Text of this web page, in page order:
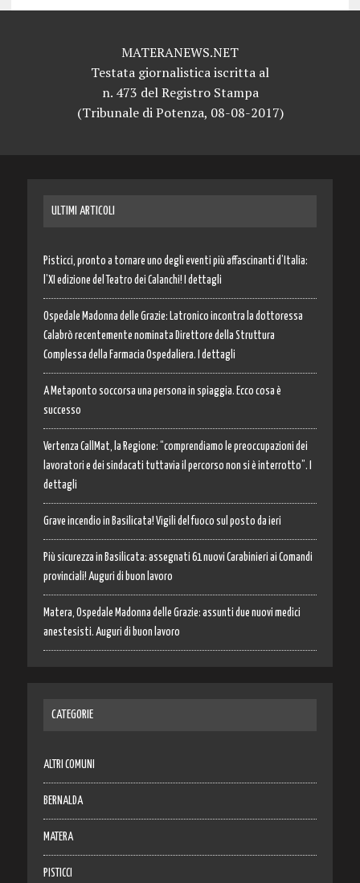
MATERANEWS.NET
Testata giornalistica iscritta al
n. 473 del Registro Stampa
(Tribunale di Potenza, 08-08-2017)
ULTIMI ARTICOLI
Pisticci, pronto a tornare uno degli eventi più affascinanti d’Italia:
l’XI edizione del Teatro dei Calanchi! I dettagli
Ospedale Madonna delle Grazie: Latronico incontra la dottoressa
Calabrò recentemente nominata Direttore della Struttura
Complessa della Farmacia Ospedaliera. I dettagli
A Metaponto soccorsa una persona in spiaggia. Ecco cosa è
successo
Vertenza CallMat, la Regione: “comprendiamo le preoccupazioni dei
lavoratori e dei sindacati tuttavia il percorso non si è interrotto”. I
dettagli
Grave incendio in Basilicata! Vigili del fuoco sul posto da ieri
Più sicurezza in Basilicata: assegnati 61 nuovi Carabinieri ai Comandi
provinciali! Auguri di buon lavoro
Matera, Ospedale Madonna delle Grazie: assunti due nuovi medici
anestesisti. Auguri di buon lavoro
CATEGORIE
ALTRI COMUNI
BERNALDA
MATERA
PISTICCI